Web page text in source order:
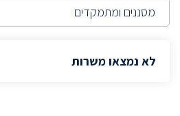
מסננים ומתמקדים
לא נמצאו משרות